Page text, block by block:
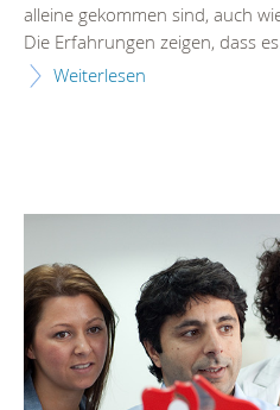
alleine gekommen sind, auch
Die Erfahrungen zeigen, dass es...
Weiterlesen